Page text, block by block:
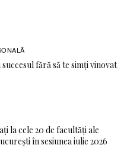
fără să te simți vinovat
la cele 20 de facultăți ale
în sesiunea iulie 2026